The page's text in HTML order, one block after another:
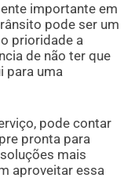
importante em
pode ser um
prioridade a
de não ter que
para uma
pode contar
pronta para
mais
aproveitar essa